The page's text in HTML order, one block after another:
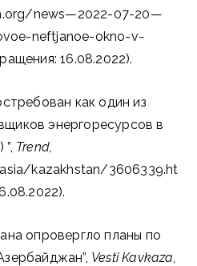
news—2022-07-20—
neftjanoe-okno-v-
16.08.2022).
как один из
энергоресурсов в
Trend,
kazakhstan/3606339.ht
опровергло планы по
Vesti Kavkaza,